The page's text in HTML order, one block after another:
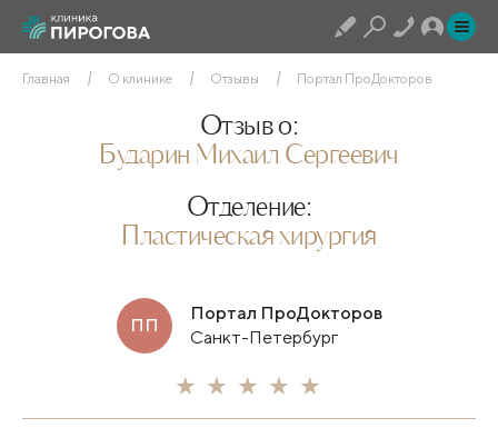
Главная О клинике Отзывы Портал ПроДокторов
Отзыв о:
Бударин Михаил Сергеевич
Отделение:
Пластическая хирургия
ПП
Портал ПроДокторов
Санкт-Петербург